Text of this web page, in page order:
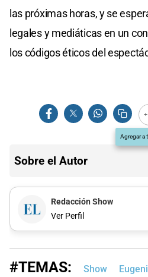
las próximas horas, y se
legales y mediáticas en un
los códigos éticos del
Agregar a
Sobre el Autor
Redacción Show
Ver Perfil
#TEMAS: Show